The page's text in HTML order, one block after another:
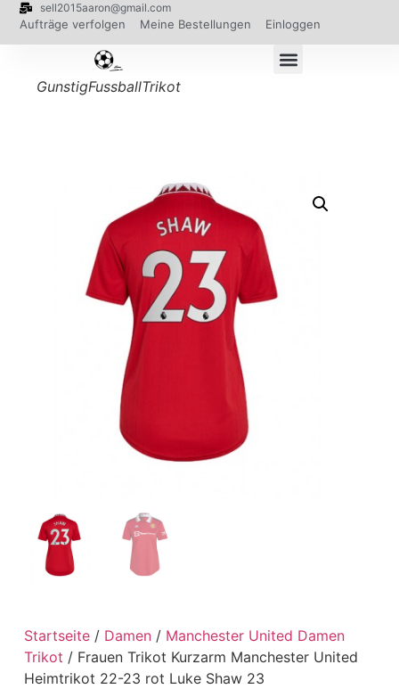
sell2015aaron@gmail.com
Aufträge verfolgen Meine Bestellungen Einloggen
GunstigFussballTrikot
Startseite/ Damen/ Manchester United Damen
Trikot / Frauen Trikot Kurzarm Manchester United
Heimtrikot 22-23 rot Luke Shaw 23